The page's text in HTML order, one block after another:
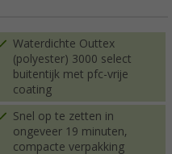
Waterdichte Outtex
(polyester) 3000 select
buitentijk met pfc-vrije
coating
Snel op te zetten in
ongeveer 19 minuten,
compacte verpakking